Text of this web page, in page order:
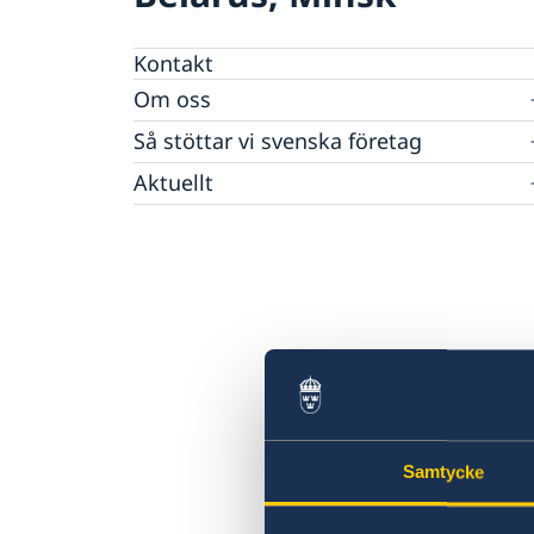
Samtycke
Kontakt
Om oss
Ambassadens personal
Så stöttar vi svenska företag
Vi är en resurs för svenska företag
Team Sweden
Aktuellt